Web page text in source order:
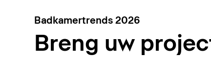
Badkamertrends 2026
Breng uw